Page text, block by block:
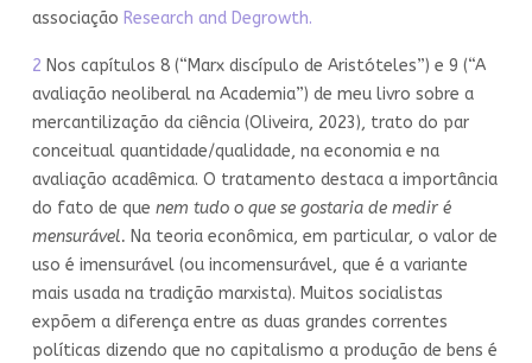
associação Research and Degrowth.
2 Nos capítulos 8 (“Marx discípulo de Aristóteles”) e 9 (“A
avaliação neoliberal na Academia”) de meu livro sobre a
mercantilização da ciência (Oliveira, 2023), trato do par
conceitual quantidade/qualidade, na economia e na
avaliação acadêmica. O tratamento destaca a importância
do fato de que nem tudo o que se gostaria de medir é
mensurável. Na teoria econômica, em particular, o valor de
uso é imensurável (ou incomensurável, que é a variante
mais usada na tradição marxista). Muitos socialistas
expõem a diferença entre as duas grandes correntes
políticas dizendo que no capitalismo a produção de bens é